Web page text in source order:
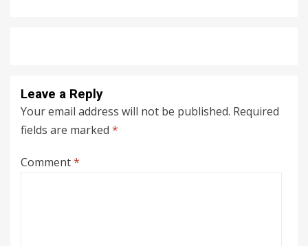
Leave a Reply
Your email address will not be published. Required
fields are marked *
Comment*